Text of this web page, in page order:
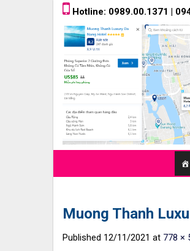
Skip
content
Hotline: 0989.00.1371 |
Muong Thanh
Published 12/11/2021 at 778 ×